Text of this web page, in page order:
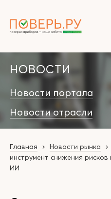
НОВОСТИ
Новости портала
Новости отрасли
Главная Новости рынка
инструмент снижения рисков
ИИ